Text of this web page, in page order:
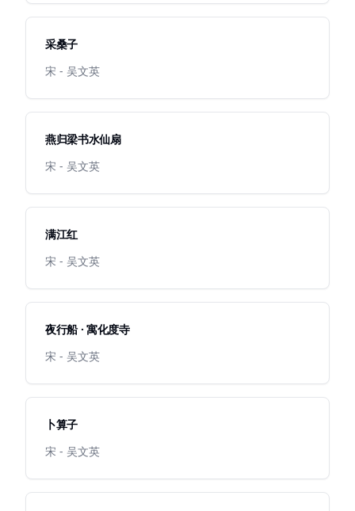
采桑子
宋 - 吴文英
燕归梁书水仙扇
宋 - 吴文英
满江红
宋 - 吴文英
夜行船 · 寓化度寺
宋 - 吴文英
卜算子
宋 - 吴文英